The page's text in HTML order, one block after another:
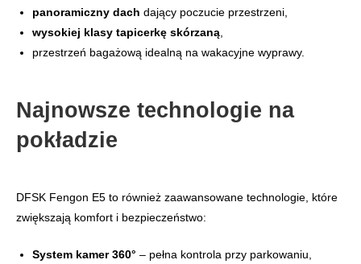
panoramiczny dach dający poczucie przestrzeni,
wysokiej klasy tapicerkę skórzaną,
przestrzeń bagażową idealną na wakacyjne wyprawy.
Najnowsze technologie na
pokładzie
DFSK Fengon E5 to również zaawansowane technologie, które
zwiększają komfort i bezpieczeństwo:
System kamer 360° – pełna kontrola przy parkowaniu,